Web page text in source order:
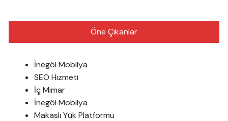
Öne Çıkanlar
İnegöl Mobilya
SEO Hizmeti
İç Mimar
İnegöl Mobilya
Makaslı Yük Platformu